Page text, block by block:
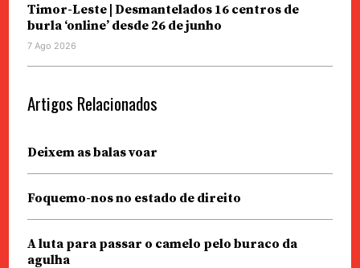
Timor-Leste | Desmantelados 16 centros de
burla ‘online’ desde 26 de junho
7 Ago 2026
Artigos Relacionados
Deixem as balas voar
Foquemo-nos no estado de direito
A luta para passar o camelo pelo buraco da
agulha